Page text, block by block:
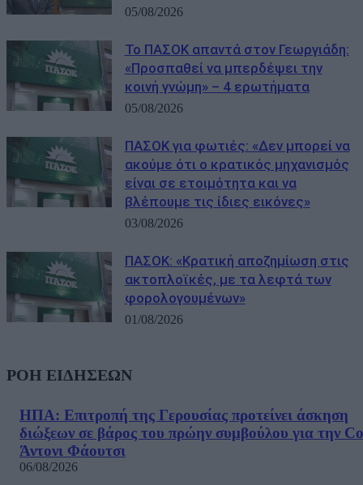
05/08/2026
Το ΠΑΣΟΚ απαντά στον Γεωργιάδη:
«Προσπαθεί να μπερδέψει την
κοινή γνώμη» – 4 ερωτήματα
05/08/2026
ΠΑΣΟΚ για φωτιές: «Δεν μπορεί να
ακούμε ότι ο κρατικός μηχανισμός
είναι σε ετοιμότητα και να
βλέπουμε τις ίδιες εικόνες»
03/08/2026
ΠΑΣΟΚ: «Κρατική αποζημίωση στις
ακτοπλοϊκές, με τα λεφτά των
φορολογουμένων»
01/08/2026
ΡΟΗ ΕΙΔΗΣΕΩΝ
ΗΠΑ: Επιτροπή της Γερουσίας προτείνει άσκηση
διώξεων σε βάρος του πρώην συμβούλου για την
Άντονι Φάουτσι
06/08/2026